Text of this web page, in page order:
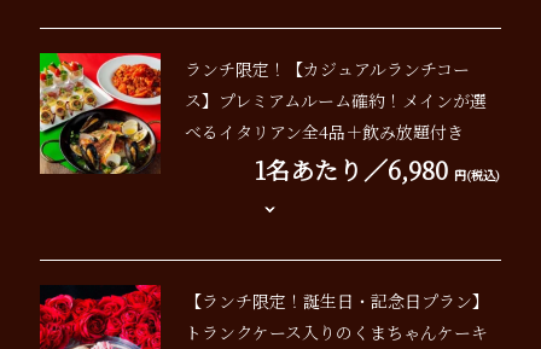
ランチ限定！【カジュアルランチコー
ス】プレミアムルーム確約！メインが選
べるイタリアン全4品＋飲み放題付き
1名あたり／6,980 円(税込)
【ランチ限定！誕生日・記念日プラン】
トランクケース入りのくまちゃんケーキ